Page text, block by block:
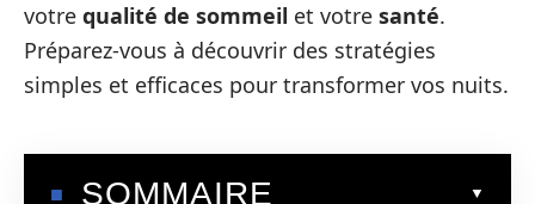
votre qualité de sommeil et votre santé.
Préparez-vous à découvrir des stratégies
simples et efficaces pour transformer vos nuits.
SOMMAIRE